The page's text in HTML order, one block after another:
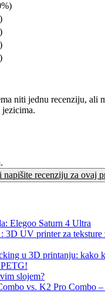
niti jednu recenziju, ali
jezicima.
recenziju za ovaj
Elegoo Saturn 4 Ultra
3D UV printer za teksture
u 3D printanju: kako
slojem?
vs. K2 Pro Combo